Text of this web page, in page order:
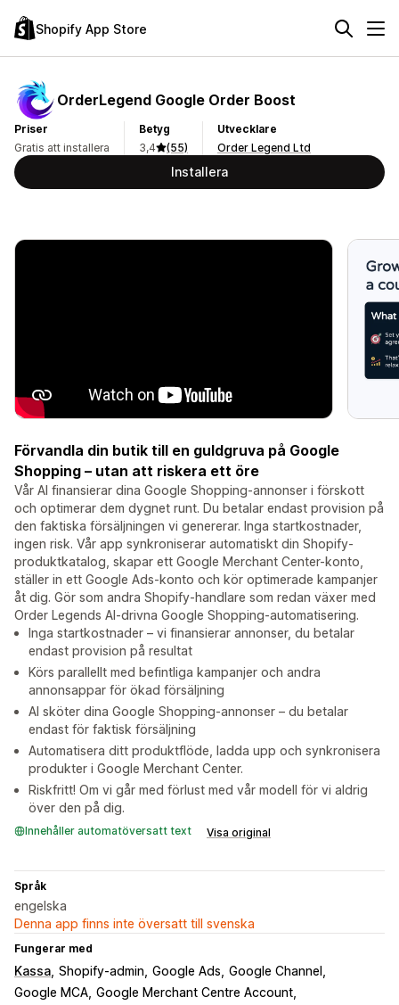
Shopify App Store
OrderLegend Google Order Boost
Priser
Gratis att installera
Betyg
3,4
(55)
Utvecklare
Order Legend Ltd
Installera
Förvandla din butik till en guldgruva på Google
Shopping – utan att riskera ett öre
Vår AI finansierar dina Google Shopping-annonser i förskott
och optimerar dem dygnet runt. Du betalar endast provision på
den faktiska försäljningen vi genererar. Inga startkostnader,
ingen risk. Vår app synkroniserar automatiskt din Shopify-
produktkatalog, skapar ett Google Merchant Center-konto,
ställer in ett Google Ads-konto och kör optimerade kampanjer
åt dig. Gör som andra Shopify-handlare som redan växer med
Order Legends AI-drivna Google Shopping-automatisering.
Inga startkostnader – vi finansierar annonser, du betalar
endast provision på resultat
Körs parallellt med befintliga kampanjer och andra
annonsappar för ökad försäljning
AI sköter dina Google Shopping-annonser – du betalar
endast för faktisk försäljning
Automatisera ditt produktflöde, ladda upp och synkronisera
produkter i Google Merchant Center.
Riskfritt! Om vi går med förlust med vår modell för vi aldrig
över den på dig.
Innehåller automatöversatt text Visa original
Språk
engelska
Denna app finns inte översatt till svenska
Fungerar med
Kassa Shopify-admin Google Ads Google Channel
Google MCA Google Merchant Centre Account